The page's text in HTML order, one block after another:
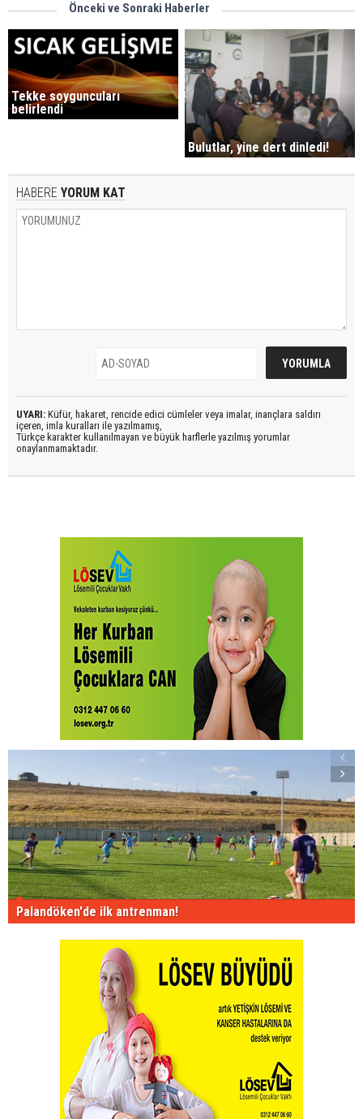
Önceki ve Sonraki Haberler
Tekke soyguncuları
belirlendi
Bulutlar, yine dert dinledi!
HABERE YORUM KAT
UYARI: Küfür, hakaret, rencide edici cümleler veya imalar, inançlara saldırı
içeren, imla kuralları ile yazılmamış,
Türkçe karakter kullanılmayan ve büyük harflerle yazılmış yorumlar
onaylanmamaktadır.
Palandöken'de ilk antrenman!